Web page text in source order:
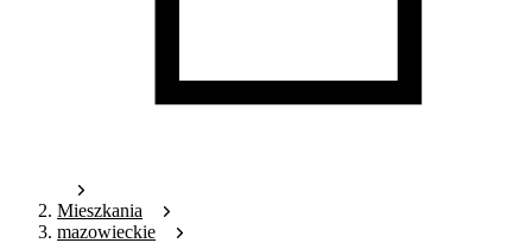
Mieszkania
mazowieckie